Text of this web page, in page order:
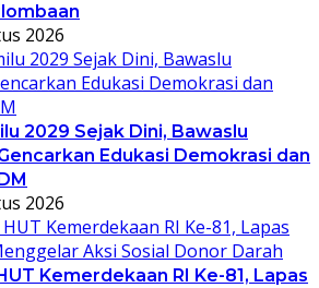
2026
2029 Sejak Dini, Bawaslu
Edukasi Demokrasi dan
2026
Kemerdekaan RI Ke-81, Lapas